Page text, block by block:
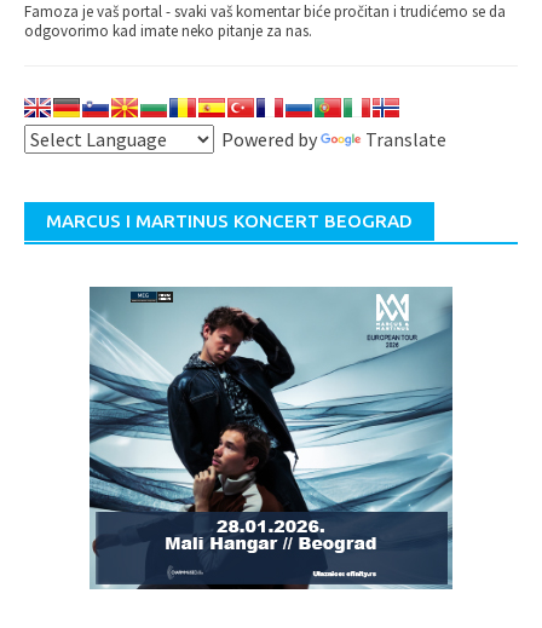
Famoza je vaš portal - svaki vaš komentar biće pročitan i trudićemo se da
odgovorimo kad imate neko pitanje za nas.
Powered by Translate
MARCUS I MARTINUS KONCERT BEOGRAD